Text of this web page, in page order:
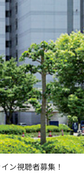
ン視聴者募集！